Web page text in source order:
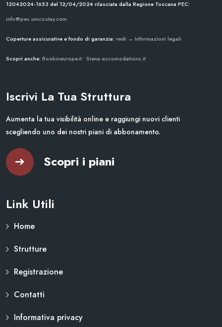
12042024-1653 del 12/04/2024rilasciata dalla Regione Toscana PEC:
info@pec.unicostay.com
Coperture assicurative e fondo di garanzia: vedi → Informazioni legali
Scopri anche: Bookineurope.it • Siena-accomodations.it
Iscrivi La Tua Struttura
Aumenta la tua visibilità online e raggiungi nuovi clienti
scegliendo uno dei nostri piani di abbonamento.
Scopri i piani
Link Utili
Home
Strutture
Registrazione
Contatti
Informativa privacy